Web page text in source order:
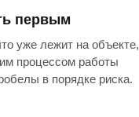
первым
уже лежит на объекте,
процессом работы
в порядке риска.